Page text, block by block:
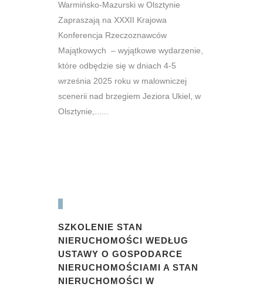
Warmińsko-Mazurski w Olsztynie
Zapraszają na XXXII Krajowa
Konferencja Rzeczoznawców
Majątkowych – wyjątkowe wydarzenie,
które odbędzie się w dniach 4-5
września 2025 roku w malowniczej
scenerii nad brzegiem Jeziora Ukiel, w
Olsztynie,......
SZKOLENIE STAN
NIERUCHOMOŚCI WEDŁUG
USTAWY O GOSPODARCE
NIERUCHOMOŚCIAMI A STAN
NIERUCHOMOŚCI W